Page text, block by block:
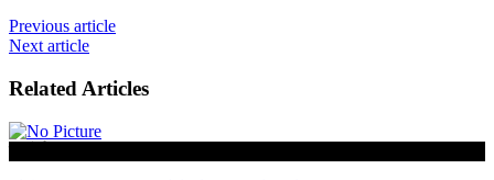
Previous article
Next article
Related Articles